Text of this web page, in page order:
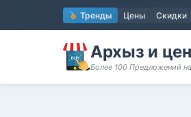
к
содержимому
Тренды Цены Скидки
Архыз и
Более 100 Предложений